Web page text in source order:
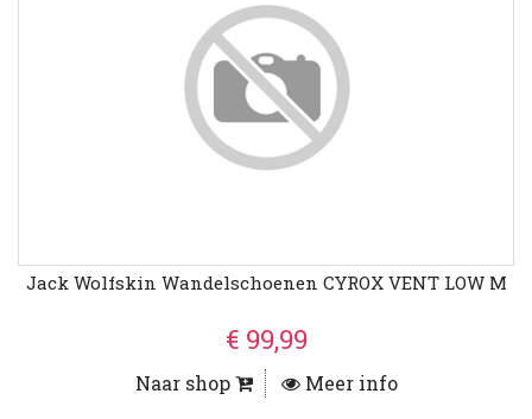
Jack Wolfskin Wandelschoenen CYROX VENT LOW M
€ 99,99
Naar shop Meer info